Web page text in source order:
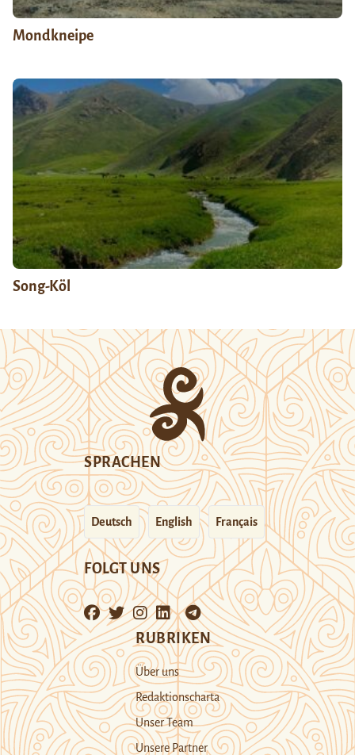
Mondkneipe
Song-Köl
SPRACHEN
Deutsch English Français
FOLGT UNS
RUBRIKEN
Über uns
Redaktionscharta
Unser Team
Unsere Partner